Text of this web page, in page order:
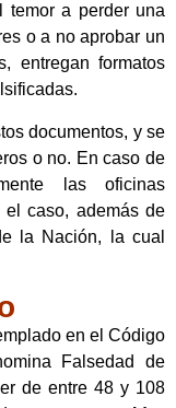
temor a perder una
o a no aprobar un
entregan formatos
documentos, y se
o no. En caso de
las oficinas
caso, además de
la Nación, la cual
en el Código
Falsedad de
de entre 48 y 108